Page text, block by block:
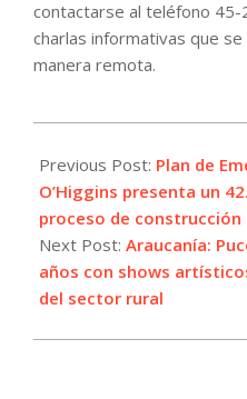
contactarse al teléfono
charlas informativas que
manera remota.
02-
19
Previous Post: Plan de
O’Higgins presenta un
proceso de construcción
Next Post: Araucanía:
años con shows
del sector rural